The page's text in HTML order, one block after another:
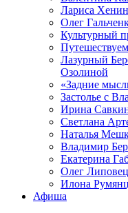
Лариса
Олег
Культурный
Лазурный
Озолиной
«Задние
Застолье с
Ирина
Светлана
Наталья
Владимир
Екатерина
Олег
Илона
Афиша